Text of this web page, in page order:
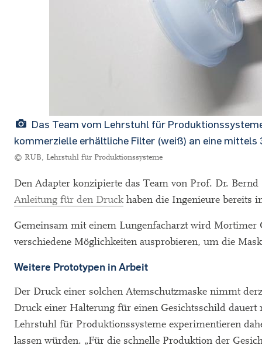
Das Team vom Lehrstuhl für
kommerzielle erhältliche Filter (weiß) an eine
© RUB, Lehrstuhl für Produktionssysteme
Den Adapter konzipierte das Team von Prof. Dr.
Anleitung für den Druck haben die Ingenieure bereits
Gemeinsam mit einem Lungenfacharzt wird
verschiedene Möglichkeiten ausprobieren, um die
Weitere Prototypen in Arbeit
Der Druck einer solchen Atemschutzmaske nimmt
Druck einer Halterung für einen Gesichtsschild
Lehrstuhl für Produktionssysteme experimentieren
lassen würden. „Für die schnelle Produktion der